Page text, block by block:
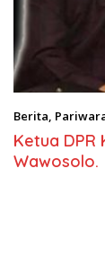
Berita,
Ketua DPR
Wawosolo.